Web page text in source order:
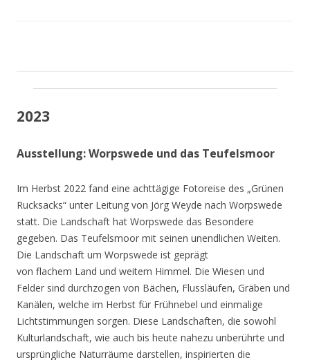
2023
Ausstellung: Worpswede und das Teufelsmoor
Im Herbst 2022 fand eine achttägige Fotoreise des „Grünen
Rucksacks“ unter Leitung von Jörg Weyde nach Worpswede
statt. Die Landschaft hat Worpswede das Besondere
gegeben. Das Teufelsmoor mit seinen unendlichen Weiten.
Die Landschaft um Worpswede ist geprägt
von flachem Land und weitem Himmel. Die Wiesen und
Felder sind durchzogen von Bächen, Flussläufen, Gräben und
Kanälen, welche im Herbst für Frühnebel und einmalige
Lichtstimmungen sorgen. Diese Landschaften, die sowohl
Kulturlandschaft, wie auch bis heute nahezu unberührte und
ursprüngliche Naturräume darstellen, inspirierten die